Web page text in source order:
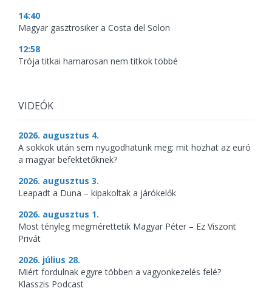
14:40
Magyar gasztrosiker a Costa del Solon
12:58
Trója titkai hamarosan nem titkok többé
VIDEÓK
2026. augusztus 4.
A sokkok után sem nyugodhatunk meg: mit hozhat az euró
a magyar befektetőknek?
2026. augusztus 3.
Leapadt a Duna – kipakoltak a járókelők
2026. augusztus 1.
Most tényleg megmérettetik Magyar Péter – Ez Viszont
Privát
2026. július 28.
Miért fordulnak egyre többen a vagyonkezelés felé?
Klasszis Podcast